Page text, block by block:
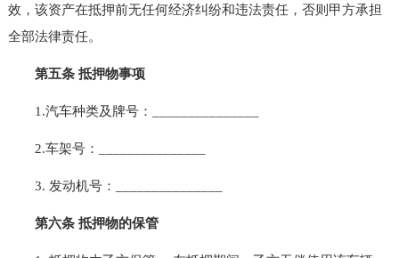
效，该资产在抵押前无任何经济纠纷和违法责任，否则甲方承担
全部法律责任。
第五条 抵押物事项
1.汽车种类及牌号：_______________
2.车架号：_______________
3. 发动机号：_______________
第六条 抵押物的保管